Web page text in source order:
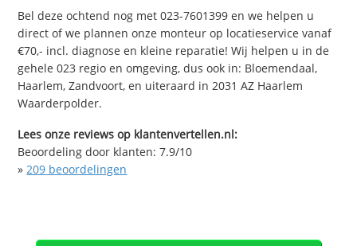
Bel deze ochtend nog met 023-7601399 en we helpen u
direct of we plannen onze monteur op locatieservice vanaf
€70,- incl. diagnose en kleine reparatie! Wij helpen u in de
gehele 023 regio en omgeving, dus ook in: Bloemendaal,
Haarlem, Zandvoort, en uiteraard in 2031 AZ Haarlem
Waarderpolder.
Lees onze reviews op klantenvertellen.nl:
Beoordeling door klanten:7.9/10
»209 beoordelingen